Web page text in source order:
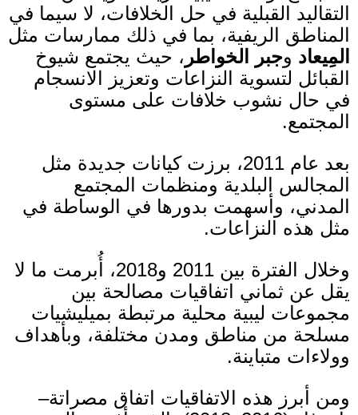
التقاليد القبلية في حل الخلافات، لا سيما في
المناطق الريفية، بما في ذلك ممارسات مثل
المِيعاد وجبر الخواطر ، حيث يجتمع شيوخ
القبائل لتسوية النزاعات وتعزيز الانسجام
في حال نشوب خلافات على مستوى
المجتمع.
بعد عام 2011، برزت كيانات جديدة مثل
المجالس البلدية ومنظمات المجتمع
المدني، وأسهمت بدورها في الوساطة في
مثل هذه النزاعات.
وخلال الفترة بين 2011 و2018، أُبرمت ما لا
يقل عن ثماني اتفاقيات مصالحة بين
مجموعات ليبية محلية مرتبطة بميليشيات
مسلحة من مناطق ومدن مختلفة، وبأهداف
وولاءات متباينة.
ومن أبرز هذه الاتفاقيات اتفاق مصراتة–